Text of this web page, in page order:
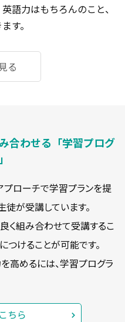
語力はもちろんのこと、
す。
る
合わせる「学習プログ
ローチで学習プランを提
徒が受講しています。
く組み合わせて受講するこ
つけることが可能です。
高めるには、学習プログラ
ちら